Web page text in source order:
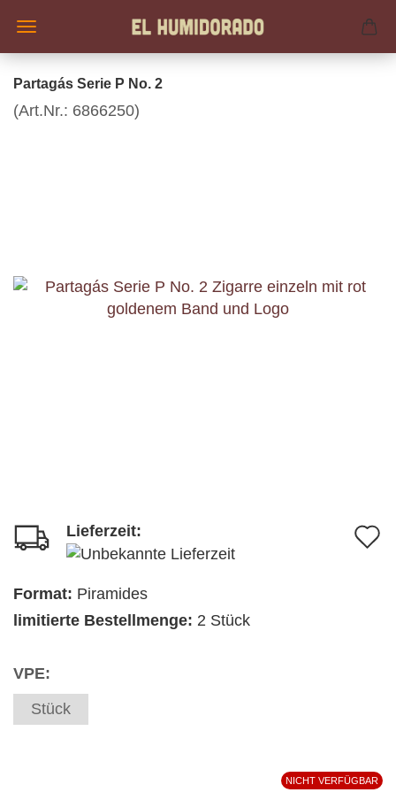
Partagás Serie P No. 2
(Art.Nr.: 6866250)
Lieferzeit:
Format: Piramides
limitierte Bestellmenge: 2 Stück
VPE:
Stück
NICHT VERFÜGBAR